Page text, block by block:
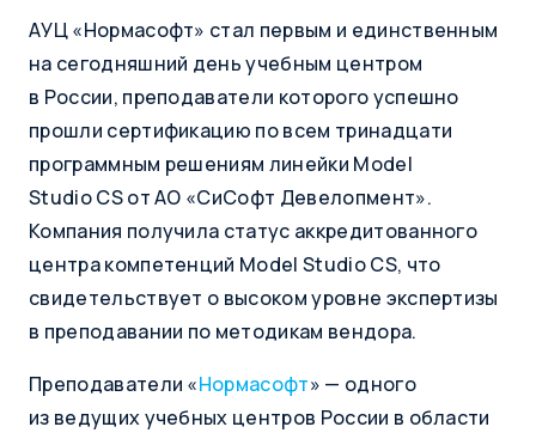
АУЦ «Нормасофт» стал первым и единственным
на сегодняшний день учебным центром
в России, преподаватели которого успешно
прошли сертификацию по всем тринадцати
программным решениям линейки Model
Studio CS от АО «СиСофт Девелопмент».
Компания получила статус аккредитованного
центра компетенций Model Studio CS, что
свидетельствует о высоком уровне экспертизы
в преподавании по методикам вендора.
Преподаватели «Нормасофт» — одного
из ведущих учебных центров России в области